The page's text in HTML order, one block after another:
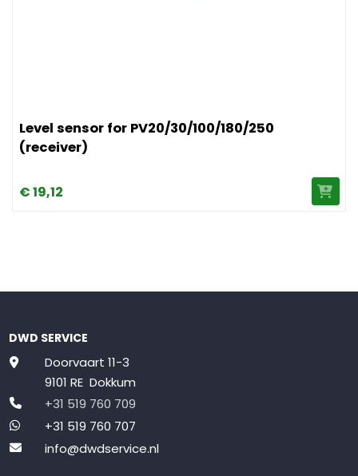
Level sensor for PV20/30/100/180/250
(receiver)
€19,12
DWD SERVICE
Doorvaart 11-3
9101 RE Dokkum
+31 519 760 709
+31 519 760 707
info@dwdservice.nl